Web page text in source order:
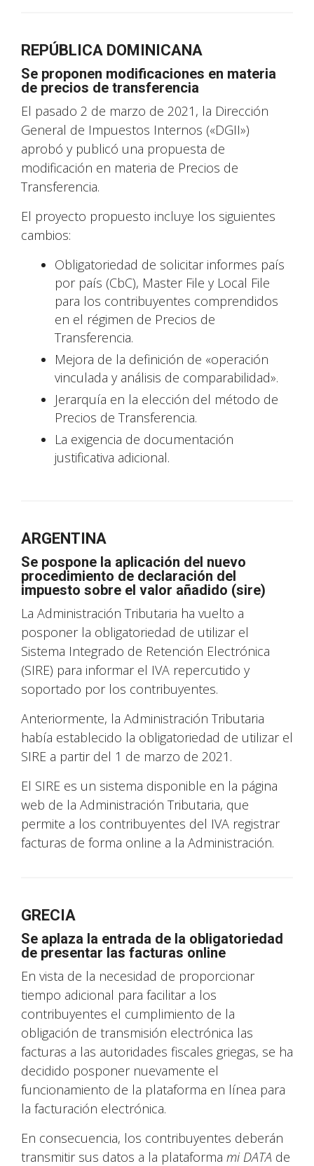
REPÚBLICA DOMINICANA
Se proponen modificaciones en materia
de precios de transferencia
El pasado 2 de marzo de 2021, la Dirección
General de Impuestos Internos («DGII»)
aprobó y publicó una propuesta de
modificación en materia de Precios de
Transferencia.
El proyecto propuesto incluye los siguientes
cambios:
Obligatoriedad de solicitar informes país
por país (CbC), Master File y Local File
para los contribuyentes comprendidos
en el régimen de Precios de
Transferencia.
Mejora de la definición de «operación
vinculada y análisis de comparabilidad».
Jerarquía en la elección del método de
Precios de Transferencia.
La exigencia de documentación
justificativa adicional.
ARGENTINA
Se pospone la aplicación del nuevo
procedimiento de declaración del
impuesto sobre el valor añadido (sire)
La Administración Tributaria ha vuelto a
posponer la obligatoriedad de utilizar el
Sistema Integrado de Retención Electrónica
(SIRE) para informar el IVA repercutido y
soportado por los contribuyentes.
Anteriormente, la Administración Tributaria
había establecido la obligatoriedad de utilizar el
SIRE a partir del 1 de marzo de 2021.
El SIRE es un sistema disponible en la página
web de la Administración Tributaria, que
permite a los contribuyentes del IVA registrar
facturas de forma online a la Administración.
GRECIA
Se aplaza la entrada de la obligatoriedad
de presentar las facturas online
En vista de la necesidad de proporcionar
tiempo adicional para facilitar a los
contribuyentes el cumplimiento de la
obligación de transmisión electrónica las
facturas a las autoridades fiscales griegas, se ha
decidido posponer nuevamente el
funcionamiento de la plataforma en línea para
la facturación electrónica.
En consecuencia, los contribuyentes deberán
transmitir sus datos a la plataforma mi DATA de